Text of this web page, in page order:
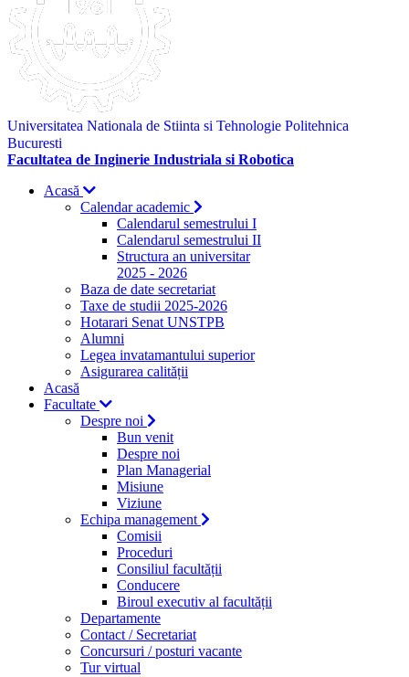
Universitatea Nationala de Stiinta si Tehnologie Politehnica
Bucuresti
Facultatea de Inginerie Industriala si Robotica
Acasă
Calendar academic
Calendarul semestrului I
Calendarul semestrului II
Structura an universitar
2025 - 2026
Baza de date secretariat
Taxe de studii 2025-2026
Hotarari Senat UNSTPB
Alumni
Legea invatamantului superior
Asigurarea calității
Acasă
Facultate
Despre noi
Bun venit
Despre noi
Plan Managerial
Misiune
Viziune
Echipa management
Comisii
Proceduri
Consiliul facultății
Conducere
Biroul executiv al facultății
Departamente
Contact / Secretariat
Concursuri / posturi vacante
Tur virtual